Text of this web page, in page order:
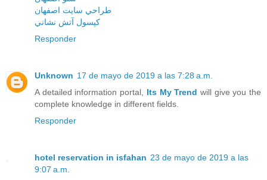
طراحي سايت اصفهان
کپسول آتش نشاني
Responder
Unknown 17 de mayo de 2019 a las 7:28 a.m.
A detailed information portal, Its My Trend will give you the
complete knowledge in different fields.
Responder
hotel reservation in isfahan 23 de mayo de 2019 a las
9:07 a.m.